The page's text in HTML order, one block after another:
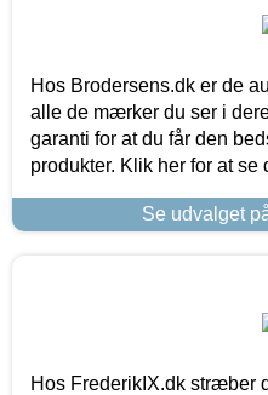
Hos Brodersens.dk er de
alle de mærker du ser i
garanti for at du får den
produkter. Klik her for at se
Se udvalget
Hos FrederikIX.dk stræber